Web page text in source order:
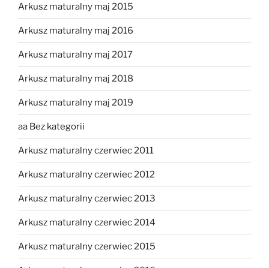
Arkusz maturalny maj 2015
Arkusz maturalny maj 2016
Arkusz maturalny maj 2017
Arkusz maturalny maj 2018
Arkusz maturalny maj 2019
aa Bez kategorii
Arkusz maturalny czerwiec 2011
Arkusz maturalny czerwiec 2012
Arkusz maturalny czerwiec 2013
Arkusz maturalny czerwiec 2014
Arkusz maturalny czerwiec 2015